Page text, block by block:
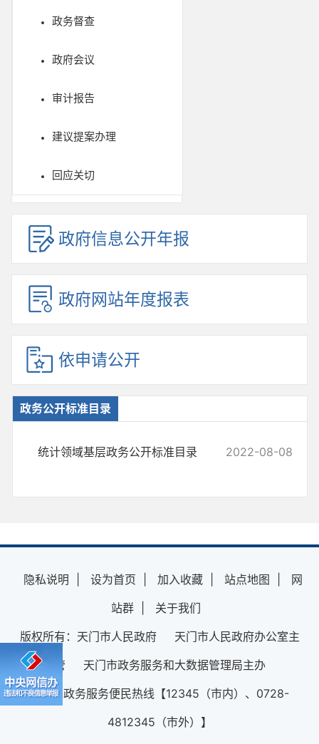
政务督查
政府会议
审计报告
建议提案办理
回应关切
政府信息公开年报
政府网站年度报表
依申请公开
政务公开标准目录
统计领域基层政务公开标准目录 2022-08-08
隐私说明 设为首页 加入收藏 站点地图
网
站群
关于我们
版权所有：天门市人民政府 天门市人民政府办公室主
管 天门市政务服务和大数据管理局主办
12345政务服务便民热线【12345（市内）、0728-
4812345（市外）】